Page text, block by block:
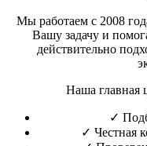
Мы работаем с 2008
Вашу задачу и
действительно
Наша главная
✓
✓ Честная